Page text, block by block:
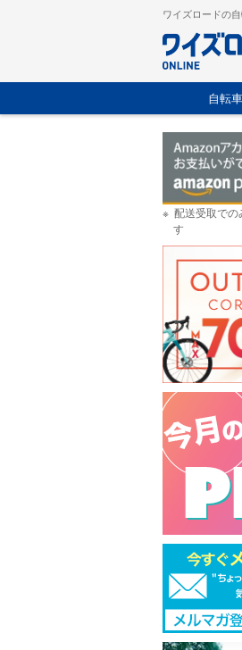
ワイズロードの
自転車
配送受取で
す